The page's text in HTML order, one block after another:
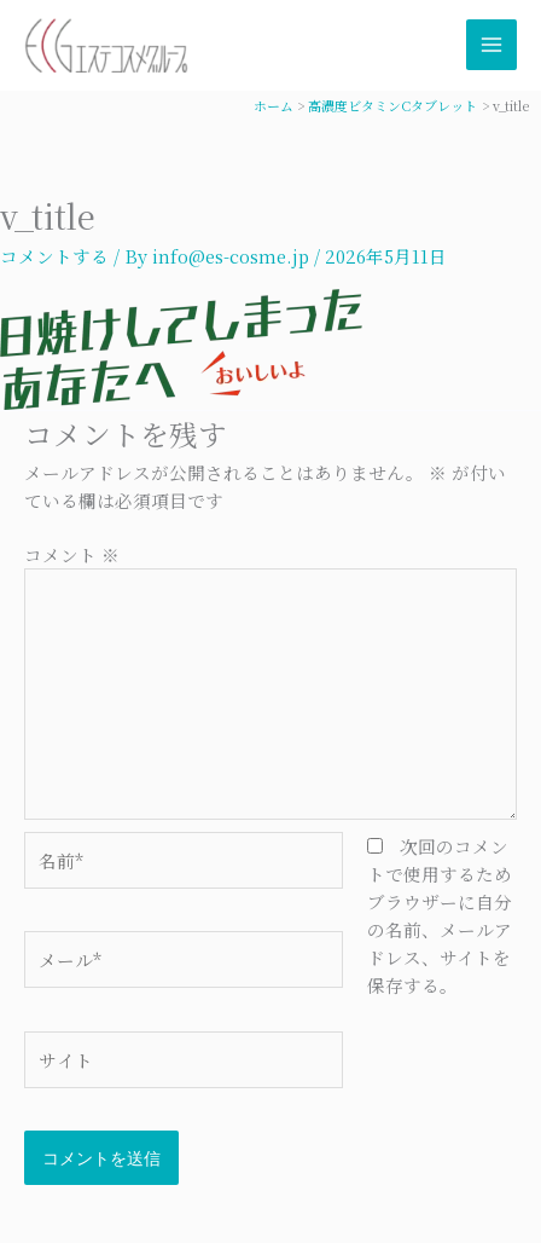
ホーム 高濃度ビタミンCタブレット v_title
v_title
コメントする / Byinfo@es-cosme.jp / 2026年5月11日
コメントを残す
メールアドレスが公開されることはありません。 ※ が付い
ている欄は必須項目です
コメント ※
前
ー
*
次回のコメン
トで使用するため
ブラウザーに自分
の名前、メールア
ドレス、サイトを
保存する。